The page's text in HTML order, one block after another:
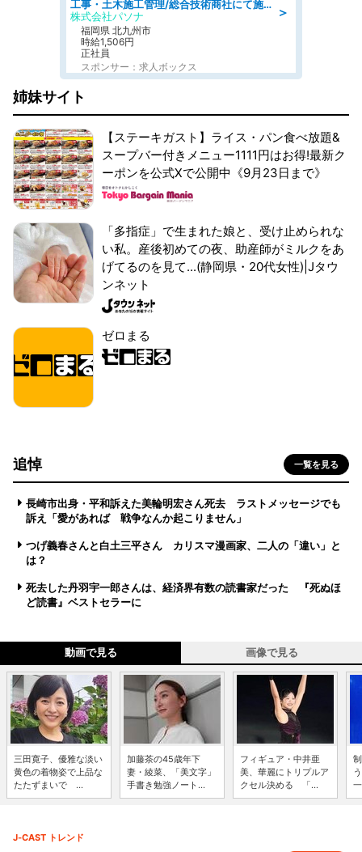
＞
工事・土木施工管理/総合技術商社にて施工管理のお仕事/即日勤務可/車通勤可/工事・土木施工管理/生産・品質管理
株式会社パソナ
福岡県 北九州市
時給1,506円
正社員
スポンサー：求人ボックス
姉妹サイト
【ステーキガスト】ライス・パン食べ放題&
スープバー付きメニュー1111円はお得!最新ク
ーポンを公式Xで公開中《9月23日まで》
「多指症」で生まれた娘と、受け止められな
い私。産後初めての夜、助産師がミルクをあ
げてるのを見て...(静岡県・20代女性)|Jタウ
ンネット
ゼロまる
追悼 一覧を見る
長崎市出身・平和訴えた美輪明宏さん死去 ラストメッセージでも
訴え「愛があれば 戦争なんか起こりません」
つげ義春さんと白土三平さん カリスマ漫画家、二人の「違い」と
は？
死去した丹羽宇一郎さんは、経済界有数の読書家だった 『死ぬほ
ど読書』ベストセラーに
動画で見る 画像で見る
三田寛子、優雅な淡い
黄色の着物姿で上品な
たたずまいで ...
加藤茶の45歳年下
妻・綾菜、「美文字」
手書き勉強ノート...
フィギュア・中井亜
美、華麗にトリプルア
クセル決める 「...
J-CAST トレンド